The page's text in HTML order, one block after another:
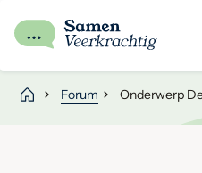
Forum Onderwerp